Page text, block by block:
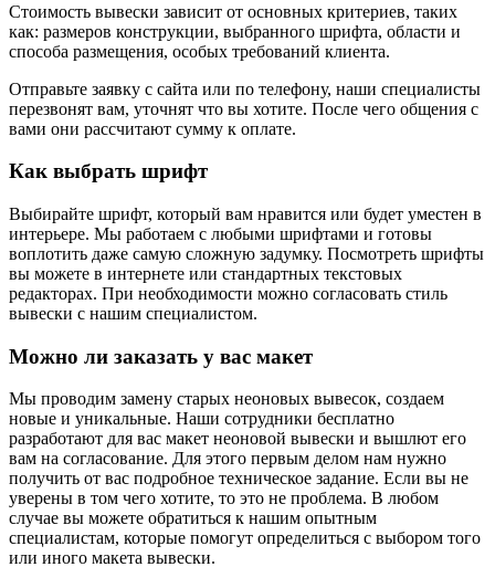
Стоимость вывески зависит от основных критериев, таких
как: размеров конструкции, выбранного шрифта, области и
способа размещения, особых требований клиента.
Отправьте заявку с сайта или по телефону, наши специалисты
перезвонят вам, уточнят что вы хотите. После чего общения с
вами они рассчитают сумму к оплате.
Как выбрать шрифт
Выбирайте шрифт, который вам нравится или будет уместен в
интерьере. Мы работаем с любыми шрифтами и готовы
воплотить даже самую сложную задумку. Посмотреть шрифты
вы можете в интернете или стандартных текстовых
редакторах. При необходимости можно согласовать стиль
вывески с нашим специалистом.
Можно ли заказать у вас макет
Мы проводим замену старых неоновых вывесок, создаем
новые и уникальные. Наши сотрудники бесплатно
разработают для вас макет неоновой вывески и вышлют его
вам на согласование. Для этого первым делом нам нужно
получить от вас подробное техническое задание. Если вы не
уверены в том чего хотите, то это не проблема. В любом
случае вы можете обратиться к нашим опытным
специалистам, которые помогут определиться с выбором того
или иного макета вывески.